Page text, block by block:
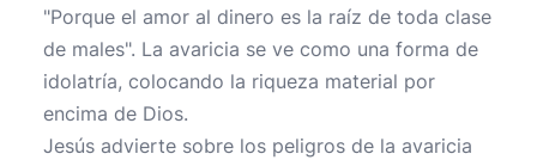
"Porque el amor al dinero es la raíz de toda clase
de males". La avaricia se ve como una forma de
idolatría, colocando la riqueza material por
encima de Dios.
Jesús advierte sobre los peligros de la avaricia